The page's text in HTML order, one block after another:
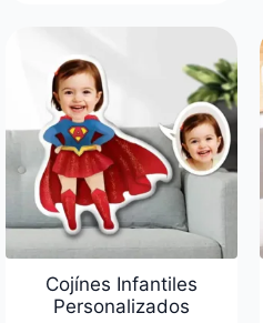
49,90 €
89,90 €
Cojínes Infantiles
Personalizados